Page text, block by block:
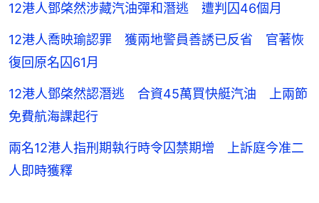
12港人鄧棨然涉藏汽油彈和潛逃 遭判囚46個月
12港人喬映瑜認罪 獲兩地警員善誘已反省 官著恢
復回原名囚61月
12港人鄧棨然認潛逃 合資45萬買快艇汽油 上兩節
免費航海課起行
兩名12港人指刑期執行時令囚禁期增 上訴庭今准二
人即時獲釋